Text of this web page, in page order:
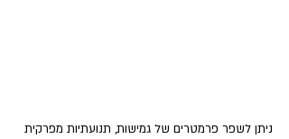
ניתן לשפר פרמטרים של גמישות, תנועתיות מפרקית